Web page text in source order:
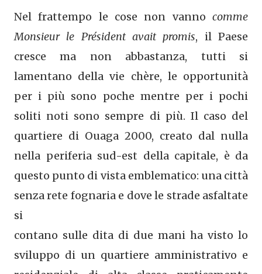
Nel frattempo le cose non vanno comme
Monsieur le Président avait promis, il Paese
cresce ma non abbastanza, tutti si
lamentano della vie chère, le opportunità
per i più sono poche mentre per i pochi
soliti noti sono sempre di più. Il caso del
quartiere di Ouaga 2000, creato dal nulla
nella periferia sud-est della capitale, è da
questo punto di vista emblematico: una città
senza rete fognaria e dove le strade asfaltate
si
contano sulle dita di due mani ha visto lo
sviluppo di un quartiere amministrativo e